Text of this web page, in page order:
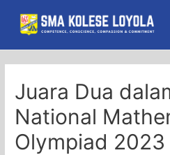
content
Juara Dua
National
Olympiad 2023